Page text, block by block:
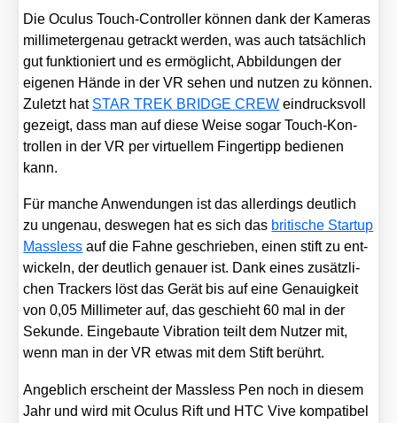
Die Ocu­lus Touch-Con­trol­ler kön­nen dank der Kame­ras
mil­li­me­ter­ge­nau getrackt wer­den, was auch tat­säch­lich
gut funk­tio­niert und es ermög­licht, Abbil­dun­gen der
eige­nen Hän­de in der VR sehen und nut­zen zu kön­nen.
Zuletzt hat STAR TREK BRIDGE CREW ein­drucks­voll
gezeigt, dass man auf die­se Wei­se sogar Touch-Kon­
trol­len in der VR per vir­tu­el­lem Fin­ger­tipp bedie­nen
kann.
Für man­che Anwen­dun­gen ist das aller­dings deut­lich
zu unge­nau, des­we­gen hat es sich das bri­ti­sche Start­up
Mass­less auf die Fah­ne geschrie­ben, einen stift zu ent­
wi­ckeln, der deut­lich genau­er ist. Dank eines zusätz­li­
chen Tra­ckers löst das Gerät bis auf eine Genau­ig­keit
von 0,05 Mil­li­me­ter auf, das geschieht 60 mal in der
Sekun­de. Ein­ge­bau­te Vibra­ti­on teilt dem Nut­zer mit,
wenn man in der VR etwas mit dem Stift berührt.
Angeb­lich erscheint der Mass­less Pen noch in die­sem
Jahr und wird mit Ocu­lus Rift und HTC Vive kom­pa­ti­bel